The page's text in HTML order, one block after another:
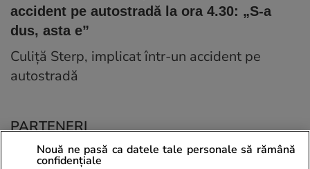
accident pe autostradă la ora 4.30: „S-a
dus, asta e”
Culiță Sterp, implicat într-un accident pe
autostradă
PARTENERI
Nouă ne pasă ca datele tale personale să rămână
confidențiale